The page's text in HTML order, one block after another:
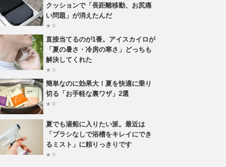
クッションで「長距離移動、お尻痛
い問題」が消えたんだ
★ 0
直接当てるのが1番。アイスカイロが
「夏の暑さ・冷房の寒さ」どっちも
解決してくれた
★ 0
簡単なのに効果大！夏を快適に乗り
切る「お手軽な裏ワザ」2選
★ 0
夏でも湯船に入りたい派。最近は
「ブラシなしで浴槽をキレイにでき
るミスト」に頼りっきりです
★ 0